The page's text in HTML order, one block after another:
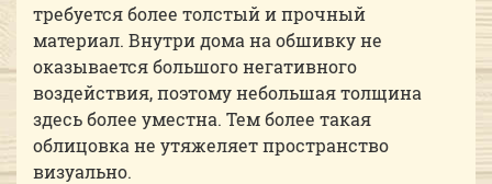
требуется более толстый и прочный
материал. Внутри дома на обшивку не
оказывается большого негативного
воздействия, поэтому небольшая толщина
здесь более уместна. Тем более такая
облицовка не утяжеляет пространство
визуально.